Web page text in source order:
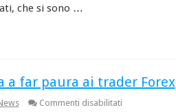
che si sono …
a far paura ai trader Forex
Commenti disabilitatisu